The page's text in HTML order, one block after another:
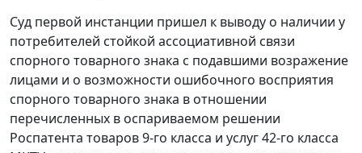
Суд первой инстанции пришел к выводу о наличии у
потребителей стойкой ассоциативной связи
спорного товарного знака с подавшими возражение
лицами и о возможности ошибочного восприятия
спорного товарного знака в отношении
перечисленных в оспариваемом решении
Роспатента товаров 9-го класса и услуг 42-го класса